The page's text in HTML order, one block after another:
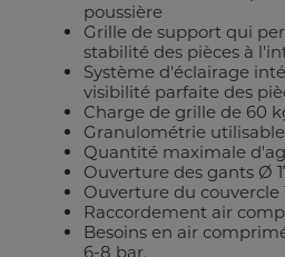
poussière
Grille de support qui
stabilité des pièces à
Système d'éclairage
visibilité parfaite des
Charge de grille de 60
Granulométrie utilisable
Quantité maximale
Ouverture des gants Ø
Ouverture du couvercle
Raccordement air
Besoins en air
6-8 bar.